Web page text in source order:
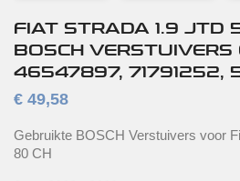
FIAT STRADA 1.9 JTD
BOSCH VERSTUIVERS
46547897, 71791252,
€ 49,58
Gebruikte BOSCH Verstuivers voor
80 CH